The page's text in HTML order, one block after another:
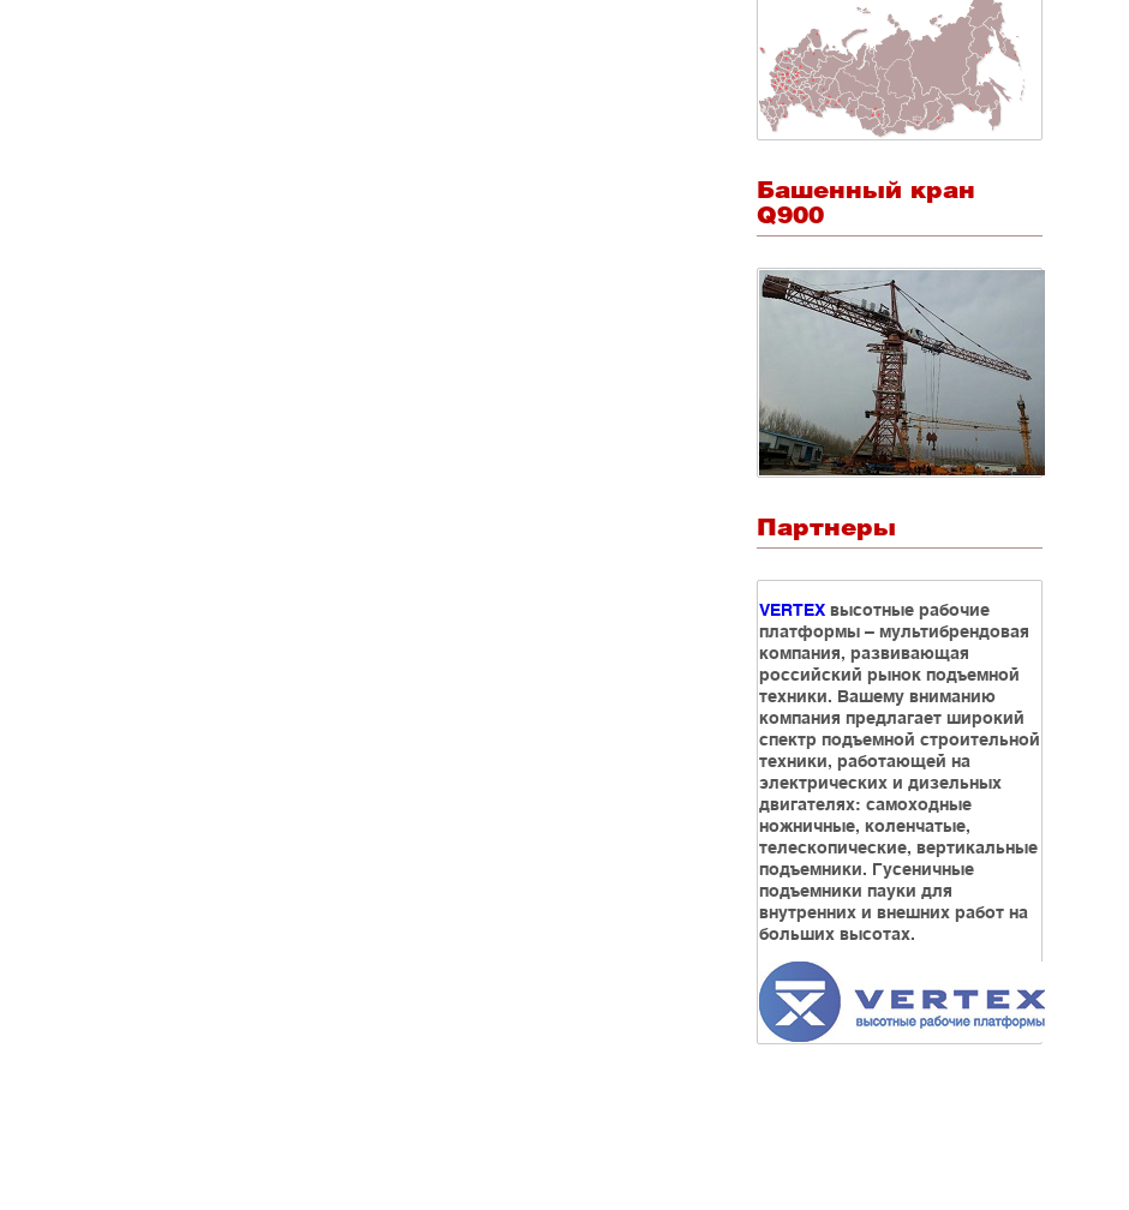
Башенный кран
Q900
Партнеры
VERTEX высотные рабочие
платформы – мультибрендовая
компания, развивающая
российский рынок подъемной
техники. Вашему вниманию
компания предлагает широкий
спектр подъемной строительной
техники, работающей на
электрических и дизельных
двигателях: самоходные
ножничные, коленчатые,
телескопические, вертикальные
подъемники. Гусеничные
подъемники пауки для
внутренних и внешних работ на
больших высотах.